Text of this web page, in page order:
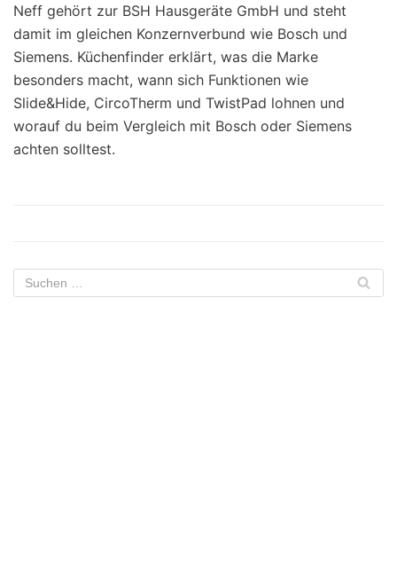
Neff gehört zur BSH Hausgeräte GmbH und steht
damit im gleichen Konzernverbund wie Bosch und
Siemens. Küchenfinder erklärt, was die Marke
besonders macht, wann sich Funktionen wie
Slide&Hide, CircoTherm und TwistPad lohnen und
worauf du beim Vergleich mit Bosch oder Siemens
achten solltest.